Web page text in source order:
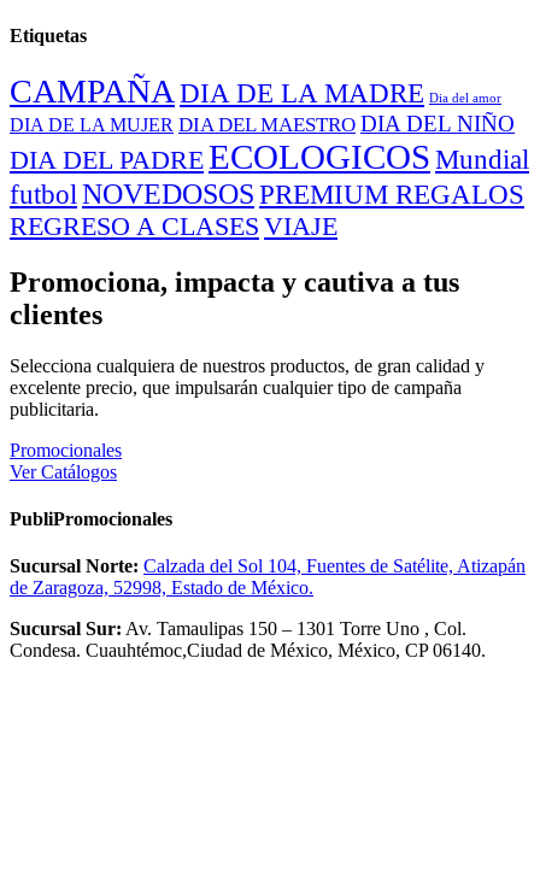
Etiquetas
CAMPAÑA DIA DE LA MADRE Dia del amor
DIA DE LA MUJER DIA DEL MAESTRO DIA DEL NIÑO
DIA DEL PADREECOLOGICOS Mundial
futbolNOVEDOSOSPREMIUM REGALOS
REGRESO A CLASES VIAJE
Promociona, impacta y cautiva a tus
clientes
Selecciona cualquiera de nuestros productos, de gran calidad y
excelente precio, que impulsarán cualquier tipo de campaña
publicitaria.
Promocionales
Ver Catálogos
PubliPromocionales
Sucursal Norte: Calzada del Sol 104, Fuentes de Satélite, Atizapán
de Zaragoza, 52998, Estado de México.
Sucursal Sur: Av. Tamaulipas 150 – 1301 Torre Uno , Col.
Condesa. Cuauhtémoc,Ciudad de México, México, CP 06140.